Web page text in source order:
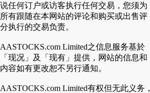
说任何订户或访客执行任何交易，您须为
所有跟随在本网站的评论和购买或出售评
分执行的交易负责。
AASTOCKS.com Limited之信息服务基於
「现况」及「现有」提供，网站的信息和
内容如有更改恕不另行通知。
AASTOCKS.com Limited有权但无此义务，